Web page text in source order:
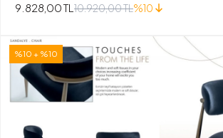
9.828,00 TL 10.920,00 TL%10
%10 + %10